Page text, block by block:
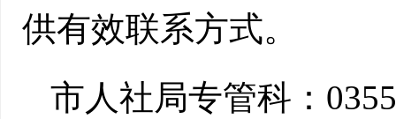
供有效联系方式。
市人社局专管科：